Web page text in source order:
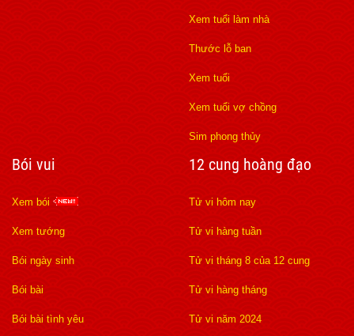
Xem tuổi làm nhà
Thước lỗ ban
Xem tuổi
Xem tuổi vợ chồng
Sim phong thủy
Bói vui
Xem bói
Xem tướng
Bói ngày sinh
Bói bài
Bói bài tình yêu
12 cung hoàng đạo
Tử vi hôm nay
Tử vi hàng tuần
Tử vi tháng 8 của 12 cung
Tử vi hàng tháng
Tử vi năm 2024